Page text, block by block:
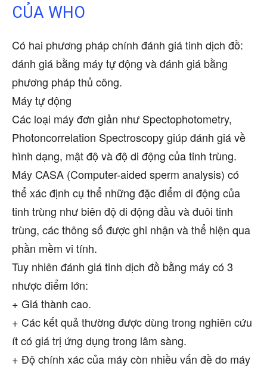
CỦA WHO
Có hai phương pháp chính đánh giá tinh dịch đồ:
đánh giá bằng máy tự động và đánh giá bằng
phương pháp thủ công.
Máy tự động
Các loại máy đơn giản như Spectophotometry,
Photoncorrelation Spectroscopy giúp đánh giá về
hình dạng, mật độ và độ di động của tinh trùng.
Máy CASA (Computer-aided sperm analysis) có
thể xác định cụ thể những đặc điểm di động của
tinh trùng như biên độ di động đầu và đuôi tinh
trùng, các thông số được ghi nhận và thể hiện qua
phần mềm vi tính.
Tuy nhiên đánh giá tinh dịch đồ bằng máy có 3
nhược điểm lớn:
+ Giá thành cao.
+ Các kết quả thường được dùng trong nghiên cứu
ít có giá trị ứng dụng trong lâm sàng.
+ Độ chính xác của máy còn nhiều vấn đề do máy